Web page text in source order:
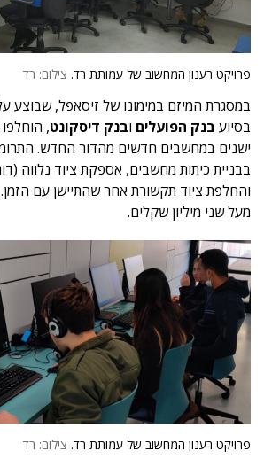
פרויקט רענון המחשוב של עמותת רד. צילום: רד
במסגרת המיזם במימונו של זיסאפל, שבוצע
בסיוע בנק הפועלים ובנק דיסקונט
ישנים במחשבים חדשים מהדור החדש.
בבניית כיתות מחשבים, אספקת ציוד נלווה
והחלפת ציוד תקשורת אחר שהתיישן עם
מעל שני מיליון שקלים.
פרויקט רענון המחשוב של עמותת רד. צילום: רד